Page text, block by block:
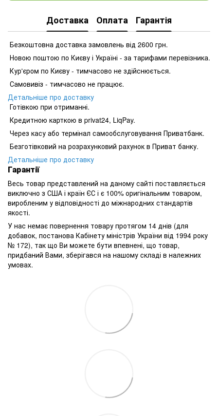
Доставка Оплата Гарантія
Безкоштовна доставка замовлень від 2600 грн.
Новою поштою по Києву і Україні - за тарифами перевізника.
Кур'єром по Києву - тимчасово не здійснюється.
Самовивіз - тимчасово не працює.
Детальніше про доставку
Готівкою при отриманні.
Кредитною карткою в privat24, LiqPay.
Через касу або термінал самообслуговування Приватбанк.
Безготівковий на розрахунковий рахунок в Приват банку.
Детальніше про доставку
Гарантії
Весь товар представлений на даному сайті поставляється
виключно з США і країн ЄС і є 100% оригінальним товаром,
виробленим у відповідності до міжнародних стандартів
якості.
У нас немає повернення товару протягом 14 днів (для
добавок, постанова Кабінету міністрів України від 1994 року
№ 172), так що Ви можете бути впевнені, що товар,
придбаний Вами, зберігався на нашому складі в належних
умовах.